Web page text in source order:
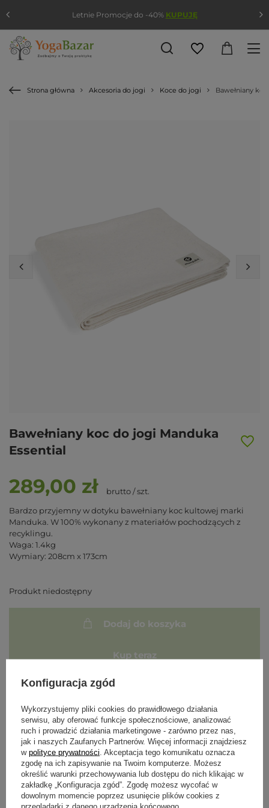
Strona główna Akcesoria do jogi Koce do jogi Bawełniany
Bawełniany koc do jogi Manduka
Essential
289,00 zł brutto/szt.
Bardzo przyjemny w dotyku bawełniany koc kultowej marki
Manduka. W 100% wykonany z materiałów pochodzących z
recyklingu.
Waga: 1.4kg
Wymiary: 208cm x 173cm
Produkt niedostępny
Dodaj do koszyka
Kup teraz
Powiadom mnie o dostępności produktu
Darmowa i szybka dostawa od 100 zł
30 dni na łatwy zwrot
Bezpieczne zakupy
Letnie Promocje do -40% KUPUJĘ
Konfiguracja zgód
Wykorzystujemy pliki cookies do prawidłowego działania
serwisu, aby oferować funkcje społecznościowe, analizować
ruch i prowadzić działania marketingowe - zarówno przez nas,
jak i naszych Zaufanych Partnerów. Więcej informacji znajdziesz
w polityce prywatności . Akceptacja tego komunikatu oznacza
zgodę na ich zapisywanie na Twoim komputerze. Możesz
określić warunki przechowywania lub dostępu do nich klikając w
zakładkę „Konfiguracja zgód”. Zgodę możesz wycofać w
dowolnym momencie poprzez usunięcie plików cookies z
przeglądarki z danego urządzenia końcowego.